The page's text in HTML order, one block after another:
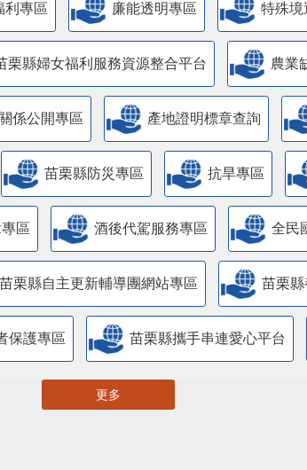
利專區 廉能透明專區 特殊境
栗縣婦女福利服務資源整合平台 農業
係公開專區 產地證明標章查詢
苗栗縣防災專區 抗旱專區
區 酒後代駕服務專區 全民
苗栗縣自主更新輔導團網站專區 苗栗
保護專區 苗栗縣攜手串連愛心平台
更多